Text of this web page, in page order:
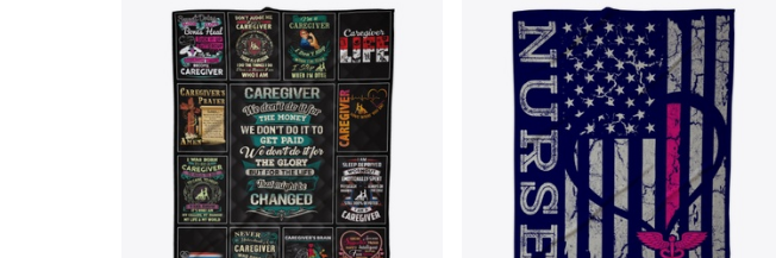
artículo añadido al carrito
Finalizar y pagar pedido